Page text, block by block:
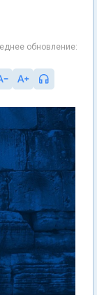
обновление: